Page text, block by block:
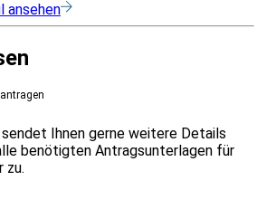
ansehen
Ihnen gerne weitere Details
benötigten Antragsunterlagen für
zu.